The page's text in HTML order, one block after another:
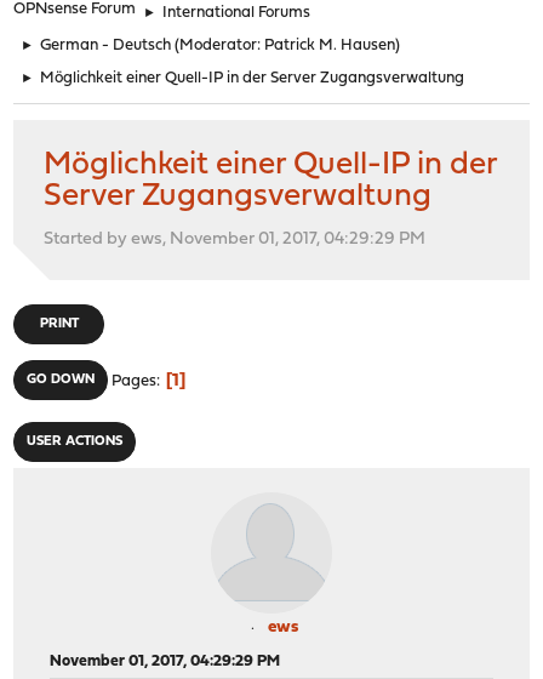
OPNsense Forum ► International Forums
► German - Deutsch (Moderator: Patrick M. Hausen)
► Möglichkeit einer Quell-IP in der Server Zugangsverwaltung
Möglichkeit einer Quell-IP in der
Server Zugangsverwaltung
Started by ews, November 01, 2017, 04:29:29 PM
PRINT
GO DOWN Pages 1
USER ACTIONS
ews
November 01, 2017, 04:29:29 PM